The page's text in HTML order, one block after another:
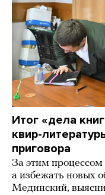
Итог «дела
квир-
приговора
За этим процессом
а избежать новых
Мединский,